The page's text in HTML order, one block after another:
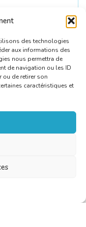
des technologies
aux informations des
nous permettra de
de navigation ou les ID
ou de retirer son
caractéristiques et